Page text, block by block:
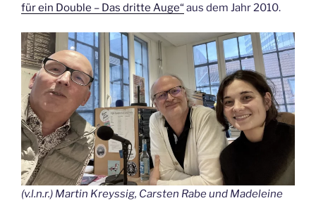
für ein Double – Das dritte Auge“ aus dem Jahr 2010.
(v.l.n.r.) Martin Kreyssig, Carsten Rabe und Madeleine